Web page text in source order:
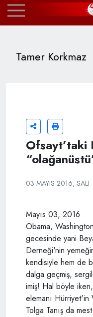
Tamer Korkmaz
Ofsayt’taki
03 MAYIS 2016, SALI
Mayıs 03, 2016
Obama,
gecesinde yani
Derneği'nin
kendisiyle hem de
dalga geçmiş,
imiş! Hal böyle iken,
elemanı Hürriyet'in
Tolga Tanış da